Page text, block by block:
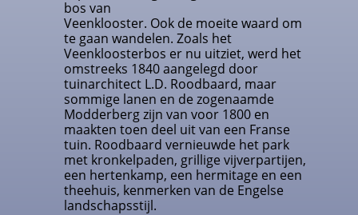
bos van
Veenklooster. Ook de moeite waard om
te gaan wandelen. Zoals het
Veenkloosterbos er nu uitziet, werd het
omstreeks 1840 aangelegd door
tuinarchitect L.D. Roodbaard, maar
sommige lanen en de zogenaamde
Modderberg zijn van voor 1800 en
maakten toen deel uit van een Franse
tuin. Roodbaard vernieuwde het park
met kronkelpaden, grillige vijverpartijen,
een hertenkamp, een hermitage en een
theehuis, kenmerken van de Engelse
landschapsstijl.